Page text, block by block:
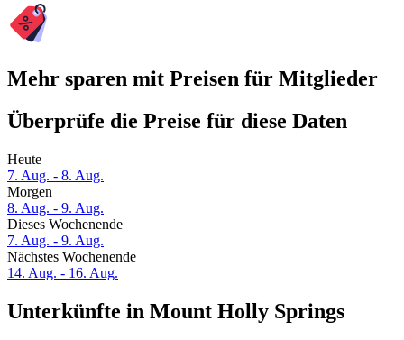
Mehr sparen mit Preisen für Mitglieder
Überprüfe die Preise für diese Daten
Heute
7. Aug. - 8. Aug.
Morgen
8. Aug. - 9. Aug.
Dieses Wochenende
7. Aug. - 9. Aug.
Nächstes Wochenende
14. Aug. - 16. Aug.
Unterkünfte in Mount Holly Springs